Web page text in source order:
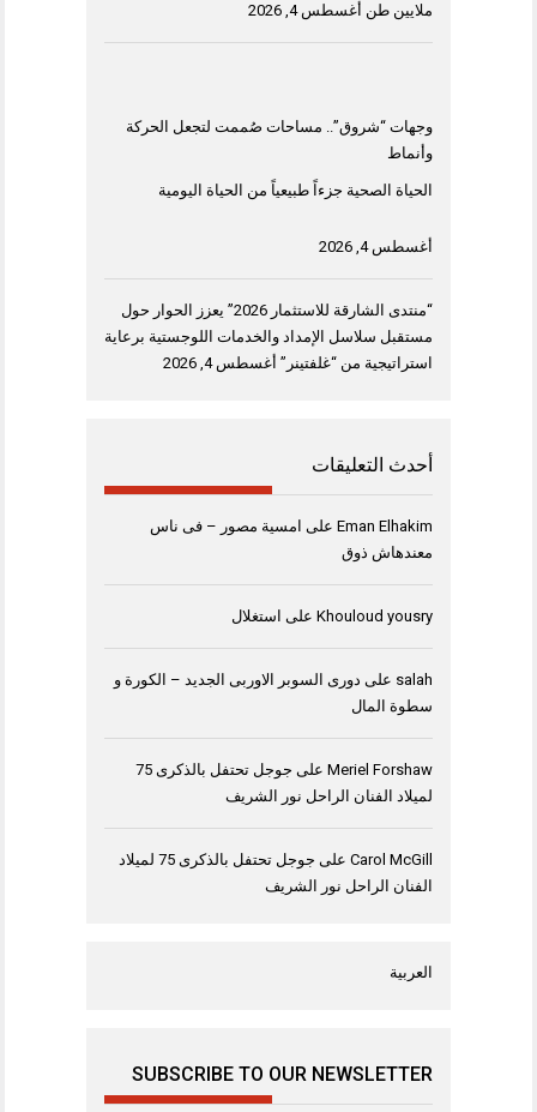
ملايين طن أغسطس 4, 2026
وجهات “شروق”.. مساحات صُممت لتجعل الحركة
وأنماط
الحياة الصحية جزءاً طبيعياً من الحياة اليومية
أغسطس 4, 2026
“منتدى الشارقة للاستثمار 2026” يعزز الحوار حول
مستقبل سلاسل الإمداد والخدمات اللوجستية برعاية
استراتيجية من “غلفتينر” أغسطس 4, 2026
أحدث التعليقات
Eman Elhakim على امسية مصور – فى ناس
معندهاش ذوق
Khouloud yousry على استغلال
salah على دورى السوبر الاوربى الجديد – الكورة و
سطوة المال
Meriel Forshaw على
جوجل تحتفل بالذكرى 75
لميلاد الفنان الراحل نور الشريف
Carol McGill على
جوجل تحتفل بالذكرى 75 لميلاد
الفنان الراحل نور الشريف
العربية
SUBSCRIBE TO OUR NEWSLETTER